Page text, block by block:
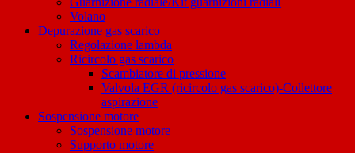
Volano
Depurazione gas scarico
Regolazione lambda
Ricircolo gas scarico
Scambiatore di pressione
Valvola EGR (ricircolo gas scarico)-Collettore
aspirazione
Sospensione motore
Sospensione motore
Supporto motore